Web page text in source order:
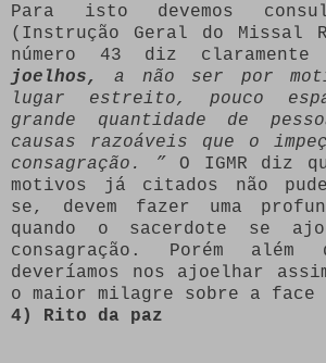
Para isto devemos
(Instrução Geral do Missal
número 43 diz claramente
joelhos,a não ser por
lugar estreito, pouco
grande quantidade de
causas razoáveis que o
consagração. ” O IGMR diz
motivos já citados não
se, devem fazer uma
quando o sacerdote se
consagração. Porém
deveríamos nos ajoelhar
o maior milagre sobre a face
4) Rito da paz